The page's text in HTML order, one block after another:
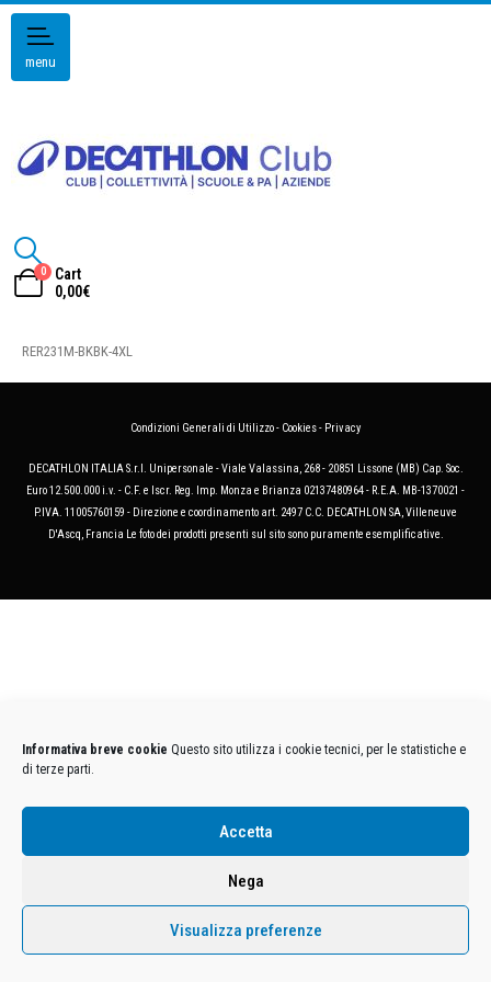
Informativa breve cookie Questo sito utilizza i cookie tecnici, per le statistiche e
di terze parti.
Accetta
Nega
Visualizza preferenze
menu
0
Cart
0,00€
RER231M-BKBK-4XL
Condizioni Generali di Utilizzo- Cookies- Privacy
DECATHLON ITALIA S.r.l. Unipersonale - Viale Valassina, 268 - 20851 Lissone (MB) Cap. Soc.
Euro 12.500.000 i.v. - C.F. e Iscr. Reg. Imp. Monza e Brianza 02137480964 - R.E.A. MB-1370021 -
P.IVA. 11005760159 - Direzione e coordinamento art. 2497 C.C. DECATHLON SA, Villeneuve
D'Ascq, Francia Le foto dei prodotti presenti sul sito sono puramente esemplificative.